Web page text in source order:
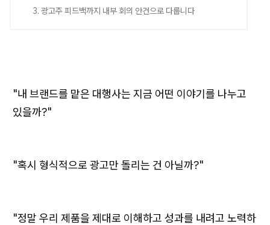
3. 광고주 피드백까지 내부 회의 안건으로 다룹니다
"내 브랜드를 맡은 대행사는 지금 어떤 이야기를 나누고
있을까?"
"혹시 형식적으로 광고만 돌리는 건 아닐까?"
"정말 우리 제품을 제대로 이해하고 성과를 내려고 노력하